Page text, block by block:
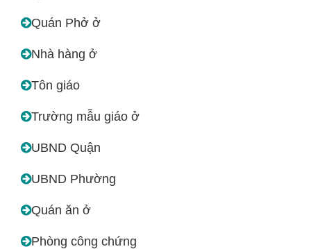
Quán Phở ở
Nhà hàng ở
Tôn giáo
Trường mẫu giáo ở
UBND Quận
UBND Phường
Quán ăn ở
Phòng công chứng